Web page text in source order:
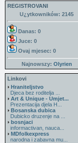
REGISTROVANI
U¿ytkowników: 2145
Danas: 0
Juce: 0
Ovaj mjesec: 0
Najnowszy: Olyrien
Linkovi
Hraniteljstvo
Djeca bez roditelja ...
Art & Unique - Umjet...
Prezentacija djela H...
Bosanska dubica
Dubicko druzenje na ...
bosnjaci
informactivan, nauca...
MDfolkexpress
narodna i zabavna mu...